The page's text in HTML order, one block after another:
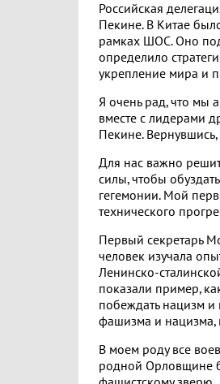
Российская
Пекине. В Китае
рамках ШОС. Оно
определило
укрепление мира и
Я очень рад, что мы
вместе с лидерами
Пекине.
Для нас важно
силы, чтобы
гегемонии. Мой
технического
Первый секретарь
человек изучала
Ленинско-
показали пример,
побеждать нацизм и
фашизма и нацизма,
В моем роду все
родной Орловщине